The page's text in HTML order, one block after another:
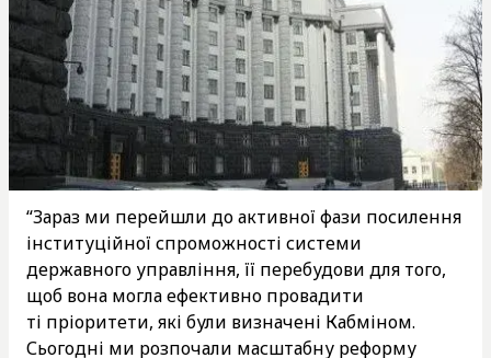
“Зараз ми перейшли до активної фази посилення
інституційної спроможності системи
державного управління, її перебудови для того,
щоб вона могла ефективно провадити
ті пріоритети, які були визначені Кабміном.
Сьогодні ми розпочали масштабну реформу